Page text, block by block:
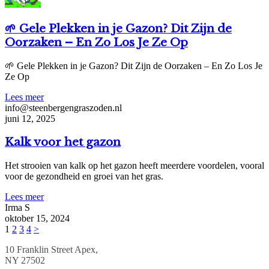
🌱 Gele Plekken in je Gazon? Dit Zijn de
Oorzaken – En Zo Los Je Ze Op
🌱 Gele Plekken in je Gazon? Dit Zijn de Oorzaken – En Zo Los Je
Ze Op
Lees meer
info@steenbergengraszoden.nl
juni 12, 2025
Kalk voor het gazon
Het strooien van kalk op het gazon heeft meerdere voordelen, vooral
voor de gezondheid en groei van het gras.
Lees meer
Irma S
oktober 15, 2024
Berichten
paginering
1 2 3 4 >
10 Franklin Street Apex,
NY 27502